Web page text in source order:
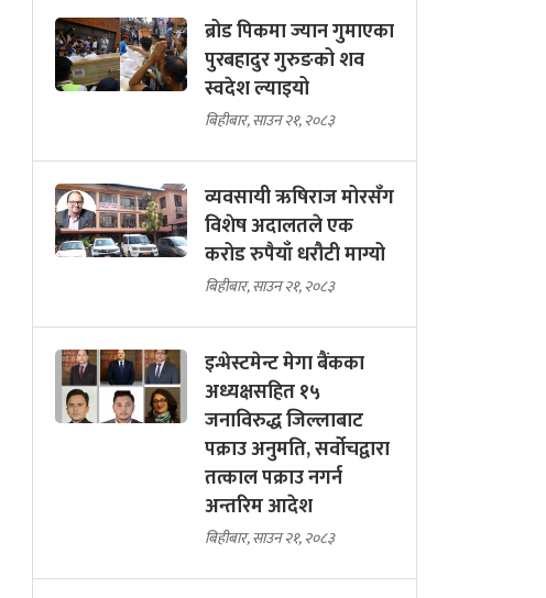
ब्रोड पिकमा ज्यान गुमाएका
पुरबहादुर गुरुङको शव
स्वदेश ल्याइयो
बिहीबार, साउन २१, २०८३
व्यवसायी ऋषिराज मोरसँग
विशेष अदालतले एक
करोड रुपैयाँ धरौटी माग्यो
बिहीबार, साउन २१, २०८३
इन्भेस्टमेन्ट मेगा बैंकका
अध्यक्षसहित १५
जनाविरुद्ध जिल्लाबाट
पक्राउ अनुमति, सर्वोचद्वारा
तत्काल पक्राउ नगर्न
अन्तरिम आदेश
बिहीबार, साउन २१, २०८३